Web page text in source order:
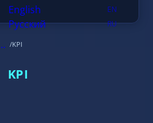
KPI